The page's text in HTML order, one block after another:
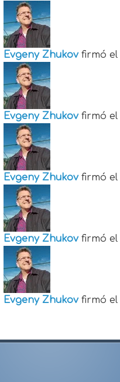
Evgeny Zhukov firmó el
Evgeny Zhukov firmó el
Evgeny Zhukov firmó el
Evgeny Zhukov firmó el
Evgeny Zhukov firmó el